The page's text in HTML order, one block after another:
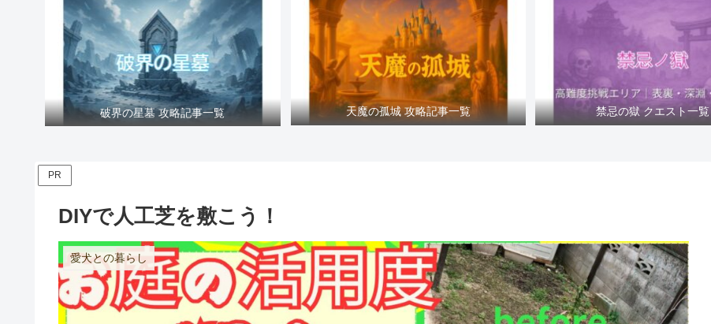
破界の星墓 攻略記事一覧 天魔の孤城 攻略記事一覧 禁忌の獄 クエスト一覧
PR
DIYで人工芝を敷こう！
愛犬との暮らし